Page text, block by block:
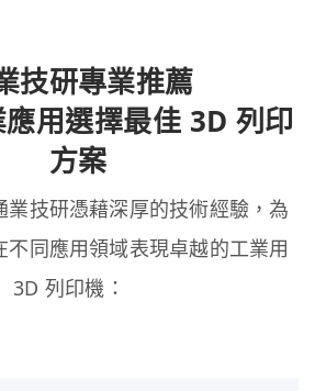
技研專業推薦
用選擇最佳 3D 列印
方案
業技研憑藉深厚的技術經驗，為
不同應用領域表現卓越的工業用
3D 列印機：